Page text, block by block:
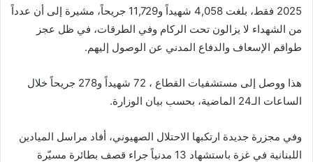
2025 فقط، بلغت 4,058 شهيداً و11,729 جريحاً، مشيرة إلى أن عدداً
من الشهداء لا يزالون تحت الركام وفي الطرقات، في ظل عجز
طواقم الإسعاف والدفاع المدني عن الوصول إليهم.
هذا ووصل إلى مستشفيات القطاع ، 72 شهيداً و278 جريحاً خلال
الساعات الـ24 الماضية، بحسب بيان الوزارة.
وفي مجزرة جديدة ارتكبها الاحتلال الصهيوني، أفاد مراسل الميادين
اللبنانية في غزة باستشهاد 13 مدنياً جراء قصف بطائرة مسيّرة